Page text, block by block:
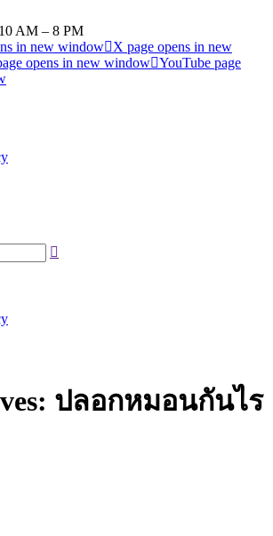
AM – 8 PM
in new window
X page opens in new
opens in new window YouTube page
ปลอกหมอนกันไร